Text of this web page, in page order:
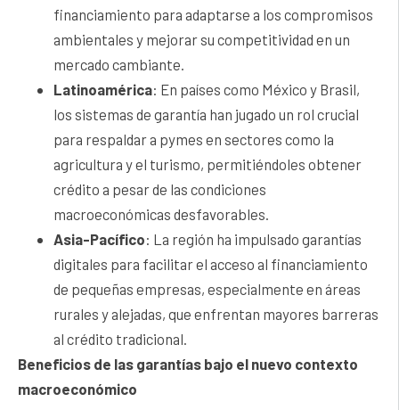
financiamiento para adaptarse a los compromisos
ambientales y mejorar su competitividad en un
mercado cambiante.
Latinoamérica: En países como México y Brasil,
los sistemas de garantía han jugado un rol crucial
para respaldar a pymes en sectores como la
agricultura y el turismo, permitiéndoles obtener
crédito a pesar de las condiciones
macroeconómicas desfavorables.
Asia-Pacífico: La región ha impulsado garantías
digitales para facilitar el acceso al financiamiento
de pequeñas empresas, especialmente en áreas
rurales y alejadas, que enfrentan mayores barreras
al crédito tradicional.
Beneficios de las garantías bajo el nuevo contexto
macroeconómico